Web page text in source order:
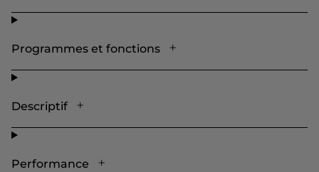
Programmes et fonctions
Descriptif
Performance